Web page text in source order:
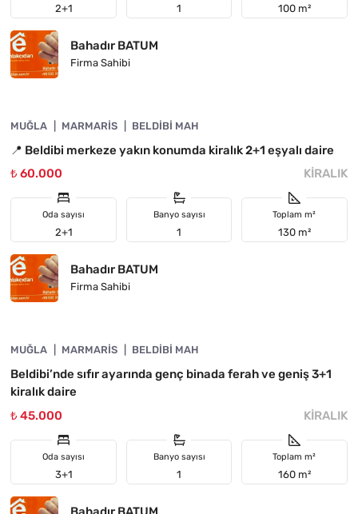
2+1 1 100 m²
Bahadır BATUM
Firma Sahibi
ÖNE ÇIKAN
MUĞLA MARMARIS BELDIBI MAH
📍 Beldibi merkeze yakın konumda kiralık 2+1 eşyalı daire
₺ 60.000
KIRALIK
Oda sayısı
2+1
Banyo sayısı
1
Toplam m²
130 m²
Bahadır BATUM
Firma Sahibi
ÖNE ÇIKAN
MUĞLA MARMARIS BELDIBI MAH
Beldibi’nde sıfır ayarında genç binada ferah ve geniş 3+1
kiralık daire
₺ 45.000
KIRALIK
Oda sayısı
3+1
Banyo sayısı
1
Toplam m²
160 m²